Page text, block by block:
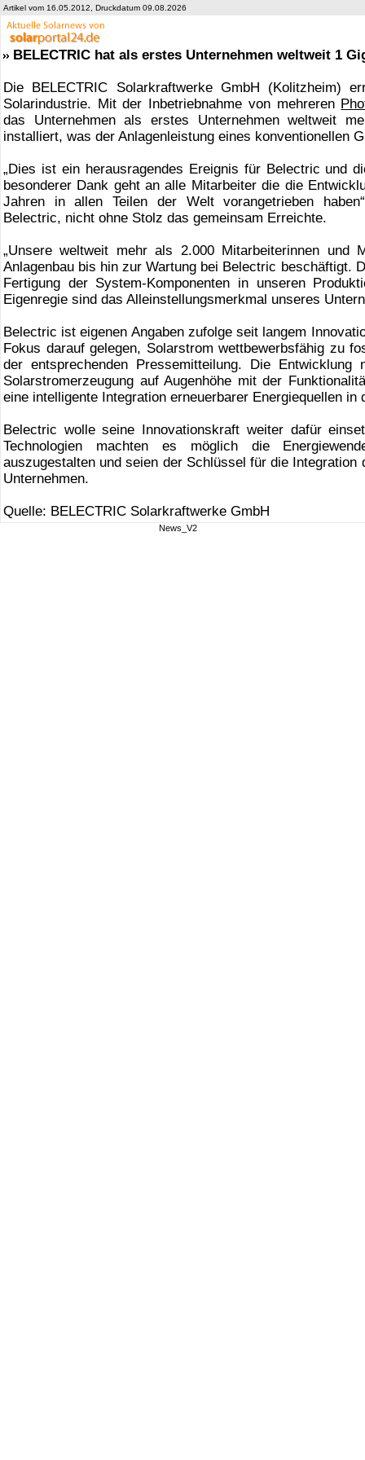
Artikel vom 16.05.2012, Druckdatum 09.08.2026
BELECTRIC hat als erstes Unternehmen weltweit 1
Die BELECTRIC Solarkraftwerke GmbH (Kolitzheim)
Solarindustrie. Mit der Inbetriebnahme von mehreren
das Unternehmen als erstes Unternehmen weltweit
installiert, was der Anlagenleistung eines konventionellen
„Dies ist ein herausragendes Ereignis für Belectric und
besonderer Dank geht an alle Mitarbeiter die die
Jahren in allen Teilen der Welt vorangetrieben
Belectric, nicht ohne Stolz das gemeinsam Erreichte.
„Unsere weltweit mehr als 2.000 Mitarbeiterinnen und
Anlagenbau bis hin zur Wartung bei Belectric beschäftigt.
Fertigung der System-Komponenten in unseren
Eigenregie sind das Alleinstellungsmerkmal unseres
Belectric ist eigenen Angaben zufolge seit langem
Fokus darauf gelegen, Solarstrom wettbewerbsfähig zu
der entsprechenden Pressemitteilung. Die Entwicklung
Solarstromerzeugung auf Augenhöhe mit der
eine intelligente Integration erneuerbarer Energiequellen
Belectric wolle seine Innovationskraft weiter dafür
Technologien machten es möglich die
auszugestalten und seien der Schlüssel für die
Unternehmen.
Quelle: BELECTRIC Solarkraftwerke GmbH
News_V2